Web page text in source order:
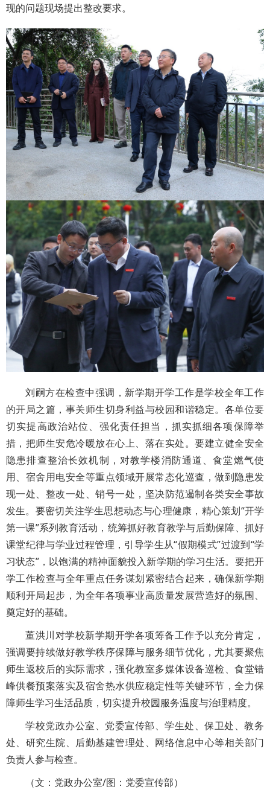
现的问题现场提出整改要求。
刘嗣方在检查中强调，新学期开学工作是学校全年工作
的开局之篇，事关师生切身利益与校园和谐稳定。各单位要
切实提高政治站位、强化责任担当，抓实抓细各项保障举
措，把师生安危冷暖放在心上、落在实处。要建立健全安全
隐患排查整治长效机制，对教学楼消防通道、食堂燃气使
用、宿舍用电安全等重点领域开展常态化巡查，做到隐患发
现一处、整改一处、销号一处，坚决防范遏制各类安全事故
发生。要密切关注学生思想动态与心理健康，精心策划“开学
第一课”系列教育活动，统筹抓好教育教学与后勤保障、抓好
课堂纪律与学业过程管理，引导学生从“假期模式”过渡到“学
习状态”，以饱满的精神面貌投入新学期的学习生活。要把开
学工作检查与全年重点任务谋划紧密结合起来，确保新学期
顺利开局起步，为全年各项事业高质量发展营造好的氛围、
奠定好的基础。
董洪川对学校新学期开学各项筹备工作予以充分肯定，
强调要持续做好教学秩序保障与服务细节优化，尤其要聚焦
师生返校后的实际需求，强化教室多媒体设备巡检、食堂错
峰供餐预案落实及宿舍热水供应稳定性等关键环节，全力保
障师生学习生活品质，切实提升校园服务温度与治理精度。
学校党政办公室、党委宣传部、学生处、保卫处、教务
处、研究生院、后勤基建管理处、网络信息中心等相关部门
负责人参与检查。
（文：党政办公室/图：党委宣传部）